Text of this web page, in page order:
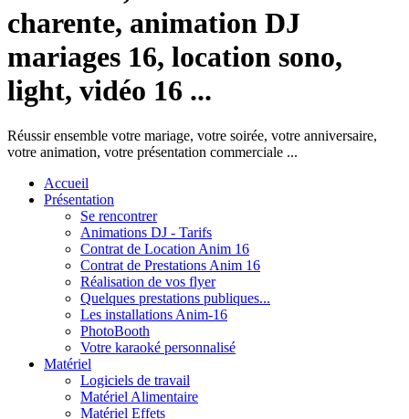
charente, animation DJ
mariages 16, location sono,
light, vidéo 16 ...
Réussir ensemble votre mariage, votre soirée, votre anniversaire,
votre animation, votre présentation commerciale ...
Accueil
Présentation
Se rencontrer
Animations DJ - Tarifs
Contrat de Location Anim 16
Contrat de Prestations Anim 16
Réalisation de vos flyer
Quelques prestations publiques...
Les installations Anim-16
PhotoBooth
Votre karaoké personnalisé
Matériel
Logiciels de travail
Matériel Alimentaire
Matériel Effets